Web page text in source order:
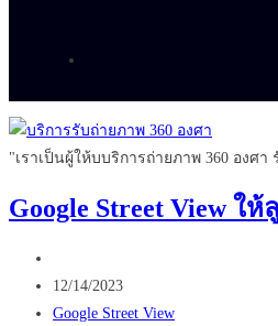
"เราเป็นผู้ให้บบริการถ่ายภาพ 360 องศา
Google Street View
author:
Post
published:
12/14/2023
Post
Google Street View